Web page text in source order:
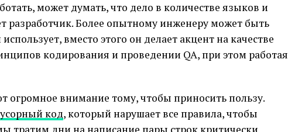
может думать, что дело в количестве языков и
разработчик. Более опытному инженеру может быть
вместо этого он делает акцент на качестве
кодирования и проведении QA, при этом работая
внимание тому, чтобы приносить пользу.
код, который нарушает все правила, чтобы